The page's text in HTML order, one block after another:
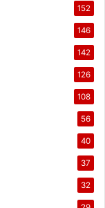
152
146
142
126
108
56
40
37
32